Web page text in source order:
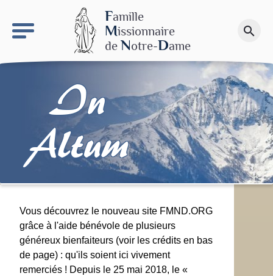
Famille
Missionnaire
de Notre-Dame
search
Faire un don
In
Altum
Vous découvrez le nouveau site FMND.ORG
grâce à l'aide bénévole de plusieurs
généreux bienfaiteurs (voir les crédits en bas
de page) : qu'ils soient ici vivement
remerciés ! Depuis le 25 mai 2018, le «